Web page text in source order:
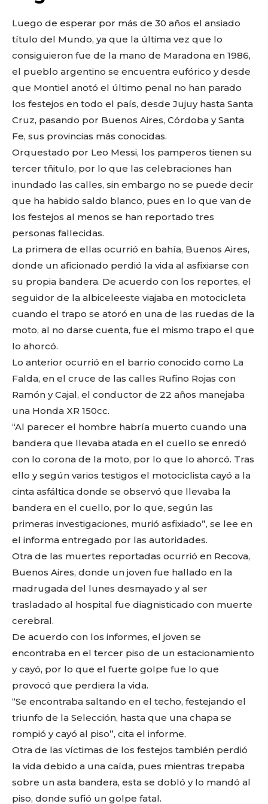
k
Luego de esperar por más de 30 años el ansiado
título del Mundo, ya que la última vez que lo
consiguieron fue de la mano de Maradona en 1986,
el pueblo argentino se encuentra eufórico y desde
que Montiel anotó el último penal no han parado
los festejos en todo el país, desde Jujuy hasta Santa
Cruz, pasando por Buenos Aires, Córdoba y Santa
Fe, sus provincias más conocidas.
Orquestado por Leo Messi, los pamperos tienen su
tercer tñitulo, por lo que las celebraciones han
inundado las calles, sin embargo no se puede decir
que ha habido saldo blanco, pues en lo que van de
los festejos al menos se han reportado tres
personas fallecidas.
La primera de ellas ocurrió en bahía, Buenos Aires,
donde un aficionado perdió la vida al asfixiarse con
su propia bandera. De acuerdo con los reportes, el
seguidor de la albiceleeste viajaba en motocicleta
cuando el trapo se atoró en una de las ruedas de la
moto, al no darse cuenta, fue el mismo trapo el que
lo ahorcó.
Lo anterior ocurrió en el barrio conocido como La
Falda, en el cruce de las calles Rufino Rojas con
Ramón y Cajal, el conductor de 22 años manejaba
una Honda XR 150cc.
“Al parecer el hombre habría muerto cuando una
bandera que llevaba atada en el cuello se enredó
con lo corona de la moto, por lo que lo ahorcó. Tras
ello y según varios testigos el motociclista cayó a la
cinta asfáltica donde se observó que llevaba la
bandera en el cuello, por lo que, según las
primeras investigaciones, murió asfixiado”, se lee en
el informa entregado por las autoridades.
Otra de las muertes reportadas ocurrió en Recova,
Buenos Aires, donde un joven fue hallado en la
madrugada del lunes desmayado y al ser
trasladado al hospital fue diagnisticado con muerte
cerebral.
De acuerdo con los informes, el joven se
encontraba en el tercer piso de un estacionamiento
y cayó, por lo que el fuerte golpe fue lo que
provocó que perdiera la vida.
“Se encontraba saltando en el techo, festejando el
triunfo de la Selección, hasta que una chapa se
rompió y cayó al piso”, cita el informe.
Otra de las víctimas de los festejos también perdió
la vida debido a una caída, pues mientras trepaba
sobre un asta bandera, esta se dobló y lo mandó al
piso, donde sufió un golpe fatal.